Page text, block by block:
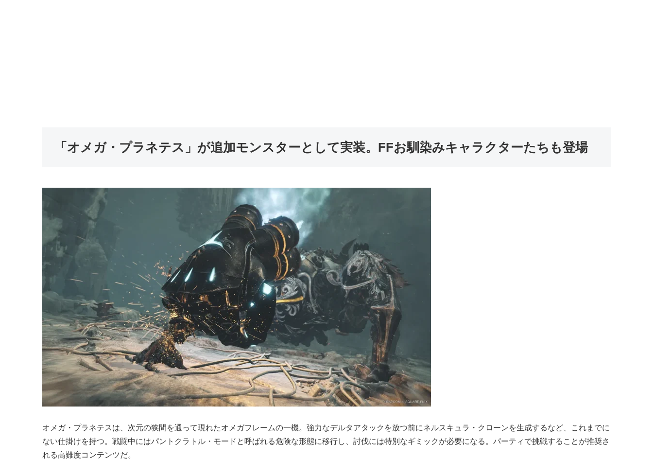
「オメガ・プラネテス」が追加モンスターとして実装。FFお馴染みキャラクターたちも登場
オメガ・プラネテスは、次元の狭間を通って現れたオメガフレームの一機。強力なデルタアタックを放つ前にネルスキュラ・クローンを生成するなど、これまでに
ない仕掛けを持つ。戦闘中にはパントクラトル・モードと呼ばれる危険な形態に移行し、討伐には特別なギミックが必要になる。パーティで挑戦することが推奨さ
れる高難度コンテンツだ。